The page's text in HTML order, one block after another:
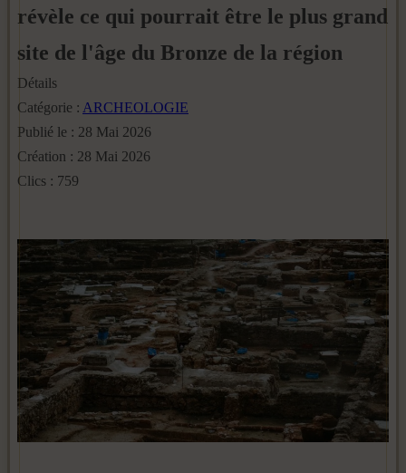
révèle ce qui pourrait être le plus grand
site de l'âge du Bronze de la région
Détails
Catégorie : ARCHEOLOGIE
Publié le : 28 Mai 2026
Création : 28 Mai 2026
Clics : 759